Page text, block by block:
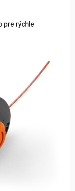
pre rýchle